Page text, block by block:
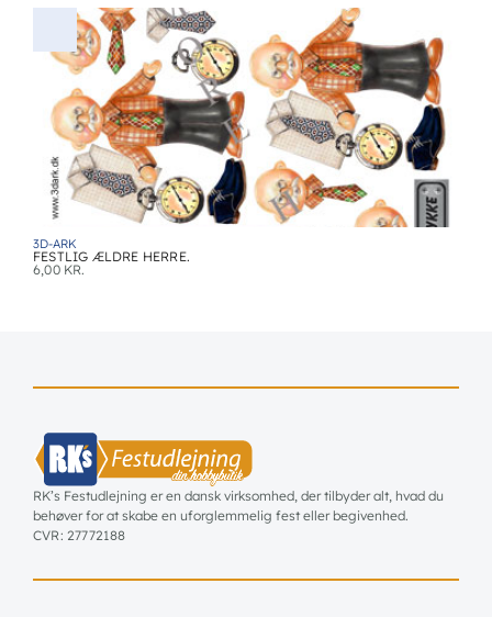
3D-ARK
FESTLIG ÆLDRE HERRE.
6,00 KR.
RK’s Festudlejning er en dansk virksomhed, der tilbyder alt, hvad du
behøver for at skabe en uforglemmelig fest eller begivenhed.
CVR: 27772188